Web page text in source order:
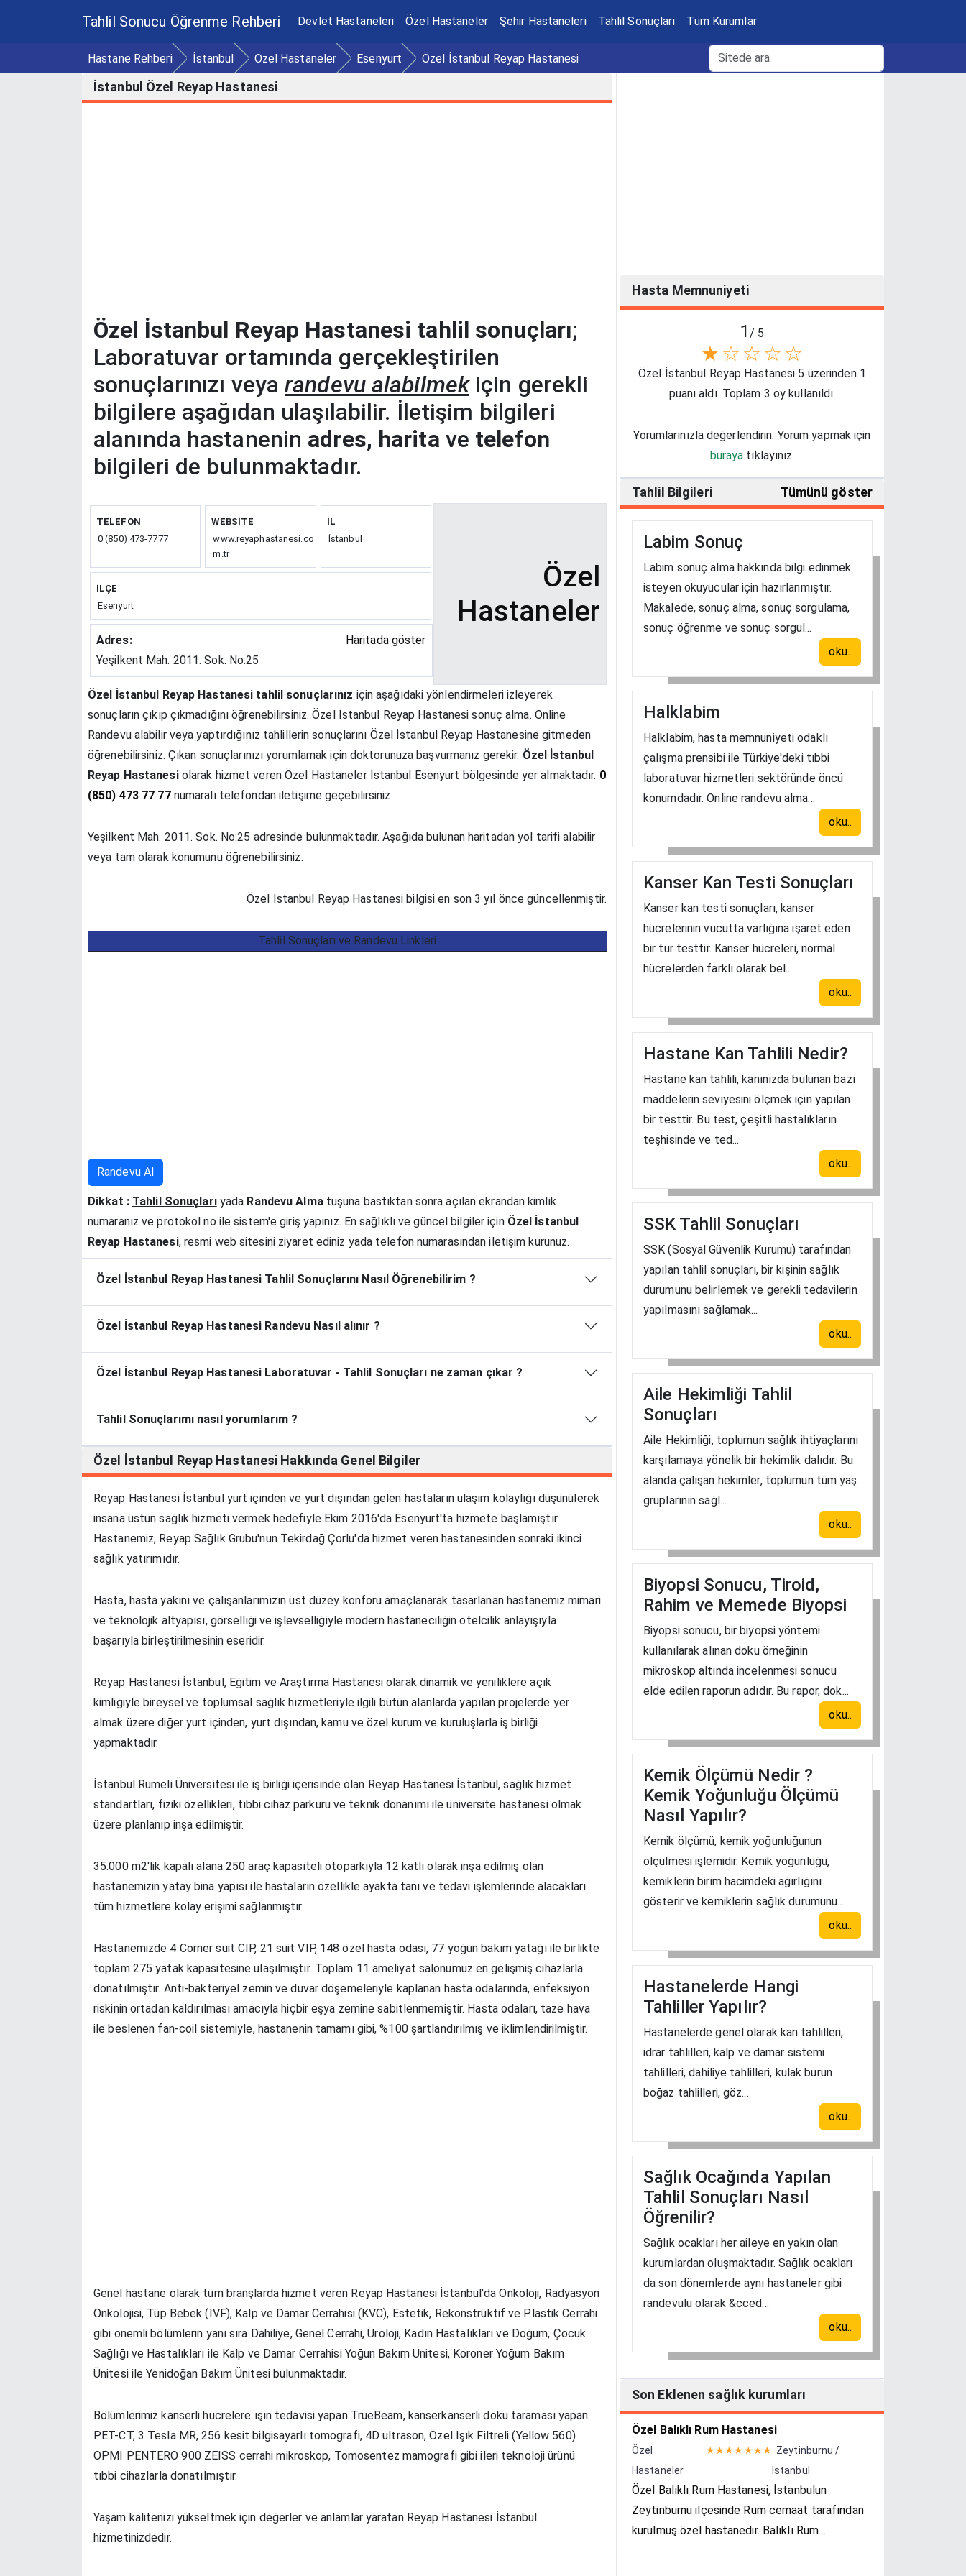
Tahlil Sonucu Öğrenme Rehberi Devlet Hastaneleri Özel Hastaneler Şehir Hastaneleri Tahlil Sonuçları Tüm Kurumlar
Hastane Rehberi İstanbul Özel Hastaneler Esenyurt Özel İstanbul Reyap Hastanesi
İstanbul Özel Reyap Hastanesi
Özel İstanbul Reyap Hastanesi tahlil sonuçları;
Laboratuvar ortamında gerçekleştirilen
sonuçlarınızı veyarandevu alabilmekiçin gerekli
bilgilere aşağıdan ulaşılabilir. İletişim bilgileri
alanında hastanenin adres, harita ve telefon
bilgileri de bulunmaktadır.
TELEFON
0 (850) 473-7777
WEBSITE
www.reyaphastanesi.co
m.tr
İL
İstanbul
İLÇE
Esenyurt
Adres:
Haritada göster
Yeşilkent Mah. 2011. Sok. No:25
Özel
Hastaneler
Özel İstanbul Reyap Hastanesi tahlil sonuçlarınız için aşağıdaki yönlendirmeleri izleyerek
sonuçların çıkıp çıkmadığını öğrenebilirsiniz. Özel İstanbul Reyap Hastanesi sonuç alma. Online
Randevu alabilir veya yaptırdığınız tahlillerin sonuçlarını Özel İstanbul Reyap Hastanesine gitmeden
öğrenebilirsiniz. Çıkan sonuçlarınızı yorumlamak için doktorunuza başvurmanız gerekir. Özel İstanbul
Reyap Hastanesiolarak hizmet veren Özel Hastaneler İstanbul Esenyurt bölgesinde yer almaktadır. 0
(850) 473 77 77numaralı telefondan iletişime geçebilirsiniz.
Yeşilkent Mah. 2011. Sok. No:25 adresinde bulunmaktadır. Aşağıda bulunan haritadan yol tarifi alabilir
veya tam olarak konumunu öğrenebilirsiniz.
Özel İstanbul Reyap Hastanesi bilgisi en son 3 yıl önce güncellenmiştir.
Tahlil Sonuçları ve Randevu Linkleri
Randevu Al
Dikkat : Tahlil Sonuçlarıyada Randevu Almatuşuna bastıktan sonra açılan ekrandan kimlik
numaranız ve protokol no ile sistem'e giriş yapınız. En sağlıklı ve güncel bilgiler için Özel İstanbul
Reyap Hastanesi, resmi web sitesini ziyaret ediniz yada telefon numarasından iletişim kurunuz.
Özel İstanbul Reyap Hastanesi Tahlil Sonuçlarını Nasıl Öğrenebilirim ?
Özel İstanbul Reyap Hastanesi Randevu Nasıl alınır ?
Özel İstanbul Reyap Hastanesi Laboratuvar - Tahlil Sonuçları ne zaman çıkar ?
Tahlil Sonuçlarımı nasıl yorumlarım ?
Özel İstanbul Reyap Hastanesi Hakkında Genel Bilgiler
Reyap Hastanesi İstanbul yurt içinden ve yurt dışından gelen hastaların ulaşım kolaylığı düşünülerek
insana üstün sağlık hizmeti vermek hedefiyle Ekim 2016'da Esenyurt'ta hizmete başlamıştır.
Hastanemiz, Reyap Sağlık Grubu'nun Tekirdağ Çorlu'da hizmet veren hastanesinden sonraki ikinci
sağlık yatırımıdır.
Hasta, hasta yakını ve çalışanlarımızın üst düzey konforu amaçlanarak tasarlanan hastanemiz mimari
ve teknolojik altyapısı, görselliği ve işlevselliğiyle modern hastaneciliğin otelcilik anlayışıyla
başarıyla birleştirilmesinin eseridir.
Reyap Hastanesi İstanbul, Eğitim ve Araştırma Hastanesi olarak dinamik ve yeniliklere açık
kimliğiyle bireysel ve toplumsal sağlık hizmetleriyle ilgili bütün alanlarda yapılan projelerde yer
almak üzere diğer yurt içinden, yurt dışından, kamu ve özel kurum ve kuruluşlarla iş birliği
yapmaktadır.
İstanbul Rumeli Üniversitesi ile iş birliği içerisinde olan Reyap Hastanesi İstanbul, sağlık hizmet
standartları, fiziki özellikleri, tıbbi cihaz parkuru ve teknik donanımı ile üniversite hastanesi olmak
üzere planlanıp inşa edilmiştir.
35.000 m2'lik kapalı alana 250 araç kapasiteli otoparkıyla 12 katlı olarak inşa edilmiş olan
hastanemizin yatay bina yapısı ile hastaların özellikle ayakta tanı ve tedavi işlemlerinde alacakları
tüm hizmetlere kolay erişimi sağlanmıştır.
Hastanemizde 4 Corner suit CIP, 21 suit VIP, 148 özel hasta odası, 77 yoğun bakım yatağı ile birlikte
toplam 275 yatak kapasitesine ulaşılmıştır. Toplam 11 ameliyat salonumuz en gelişmiş cihazlarla
donatılmıştır. Anti-bakteriyel zemin ve duvar döşemeleriyle kaplanan hasta odalarında, enfeksiyon
riskinin ortadan kaldırılması amacıyla hiçbir eşya zemine sabitlenmemiştir. Hasta odaları, taze hava
ile beslenen fan-coil sistemiyle, hastanenin tamamı gibi, %100 şartlandırılmış ve iklimlendirilmiştir.
Genel hastane olarak tüm branşlarda hizmet veren Reyap Hastanesi İstanbul'da Onkoloji, Radyasyon
Onkolojisi, Tüp Bebek (IVF), Kalp ve Damar Cerrahisi (KVC), Estetik, Rekonstrüktif ve Plastik Cerrahi
gibi önemli bölümlerin yanı sıra Dahiliye, Genel Cerrahi, Üroloji, Kadın Hastalıkları ve Doğum, Çocuk
Sağlığı ve Hastalıkları ile Kalp ve Damar Cerrahisi Yoğun Bakım Ünitesi, Koroner Yoğum Bakım
Ünitesi ile Yenidoğan Bakım Ünitesi bulunmaktadır.
Bölümlerimiz kanserli hücrelere ışın tedavisi yapan TrueBeam, kanserkanserli doku taraması yapan
PET-CT, 3 Tesla MR, 256 kesit bilgisayarlı tomografi, 4D ultrason, Özel Işık Filtreli (Yellow 560)
OPMI PENTERO 900 ZEISS cerrahi mikroskop, Tomosentez mamografi gibi ileri teknoloji ürünü
tıbbi cihazlarla donatılmıştır.
Yaşam kalitenizi yükseltmek için değerler ve anlamlar yaratan Reyap Hastanesi İstanbul
hizmetinizdedir.
Hasta Memnuniyeti
1 / 5
☆
☆
☆
☆
★
Özel İstanbul Reyap Hastanesi 5 üzerinden 1
puanı aldı. Toplam 3 oy kullanıldı.
Yorumlarınızla değerlendirin. Yorum yapmak için
buraya tıklayınız.
Tahlil Bilgileri Tümünü göster
Labim Sonuç
Labim sonuç alma hakkında bilgi edinmek
isteyen okuyucular için hazırlanmıştır.
Makalede, sonuç alma, sonuç sorgulama,
sonuç öğrenme ve sonuç sorgul...
oku..
Halklabim
Halklabim, hasta memnuniyeti odaklı
çalışma prensibi ile Türkiye'deki tıbbi
laboratuvar hizmetleri sektöründe öncü
konumdadır. Online randevu alma...
oku..
Kanser Kan Testi Sonuçları
Kanser kan testi sonuçları, kanser
hücrelerinin vücutta varlığına işaret eden
bir tür testtir. Kanser hücreleri, normal
hücrelerden farklı olarak bel...
oku..
Hastane Kan Tahlili Nedir?
Hastane kan tahlili, kanınızda bulunan bazı
maddelerin seviyesini ölçmek için yapılan
bir testtir. Bu test, çeşitli hastalıkların
teşhisinde ve ted...
oku..
SSK Tahlil Sonuçları
SSK (Sosyal Güvenlik Kurumu) tarafından
yapılan tahlil sonuçları, bir kişinin sağlık
durumunu belirlemek ve gerekli tedavilerin
yapılmasını sağlamak...
oku..
Aile Hekimliği Tahlil
Sonuçları
Aile Hekimliği, toplumun sağlık ihtiyaçlarını
karşılamaya yönelik bir hekimlik dalıdır. Bu
alanda çalışan hekimler, toplumun tüm yaş
gruplarının sağl...
oku..
Biyopsi Sonucu, Tiroid,
Rahim ve Memede Biyopsi
Biyopsi sonucu, bir biyopsi yöntemi
kullanılarak alınan doku örneğinin
mikroskop altında incelenmesi sonucu
elde edilen raporun adıdır. Bu rapor, dok...
oku..
Kemik Ölçümü Nedir ?
Kemik Yoğunluğu Ölçümü
Nasıl Yapılır?
Kemik ölçümü, kemik yoğunluğunun
ölçülmesi işlemidir. Kemik yoğunluğu,
kemiklerin birim hacimdeki ağırlığını
gösterir ve kemiklerin sağlık durumunu...
oku..
Hastanelerde Hangi
Tahliller Yapılır?
Hastanelerde genel olarak kan tahlilleri,
idrar tahlilleri, kalp ve damar sistemi
tahlilleri, dahiliye tahlilleri, kulak burun
boğaz tahlilleri, göz...
oku..
Sağlık Ocağında Yapılan
Tahlil Sonuçları Nasıl
Öğrenilir?
Sağlık ocakları her aileye en yakın olan
kurumlardan oluşmaktadır. Sağlık ocakları
da son dönemlerde aynı hastaneler gibi
randevulu olarak &cced...
oku..
Son Eklenen sağlık kurumları
Özel Balıklı Rum Hastanesi
Özel
Hastaneler ·
★★★★★★★· Zeytinburnu /
İstanbul
Özel Balıklı Rum Hastanesi, İstanbulun
Zeytinburnu ilçesinde Rum cemaat tarafından
kurulmuş özel hastanedir. Balıklı Rum
Hastanesi Vakfı tarafından yönetilir.